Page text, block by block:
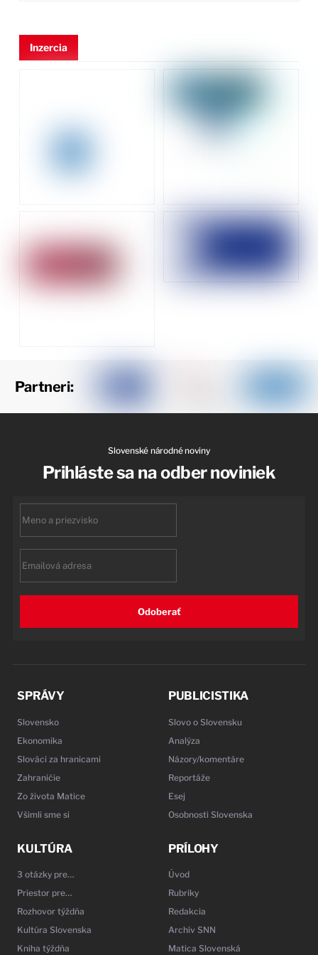
Inzercia
Partneri:
Slovenské národné noviny
Prihláste sa na odber noviniek
Odoberať
SPRÁVY
Slovensko
Ekonomika
Slováci za hranicami
Zahraničie
Zo života Matice
Všimli sme si
PUBLICISTIKA
Slovo o Slovensku
Analýza
Názory/komentáre
Reportáže
Esej
Osobnosti Slovenska
KULTÚRA
3 otázky pre…
Priestor pre…
Rozhovor týždňa
Kultúra Slovenska
Kniha týždňa
PRÍLOHY
Úvod
Rubriky
Redakcia
Archív SNN
Matica Slovenská